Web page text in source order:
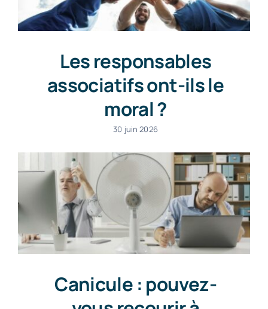
Les responsables
associatifs ont-ils le
moral ?
30 juin 2026
Canicule : pouvez-